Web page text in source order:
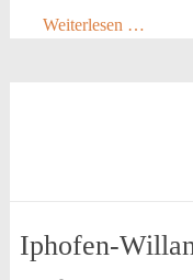
Weiterlesen …
Iphofen-